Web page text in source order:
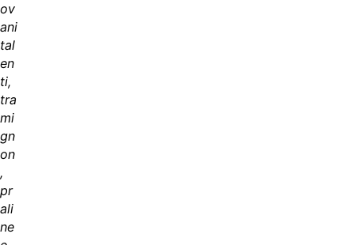
ov
ani
tal
en
ti,
tra
mi
gn
on
,
pr
ali
ne